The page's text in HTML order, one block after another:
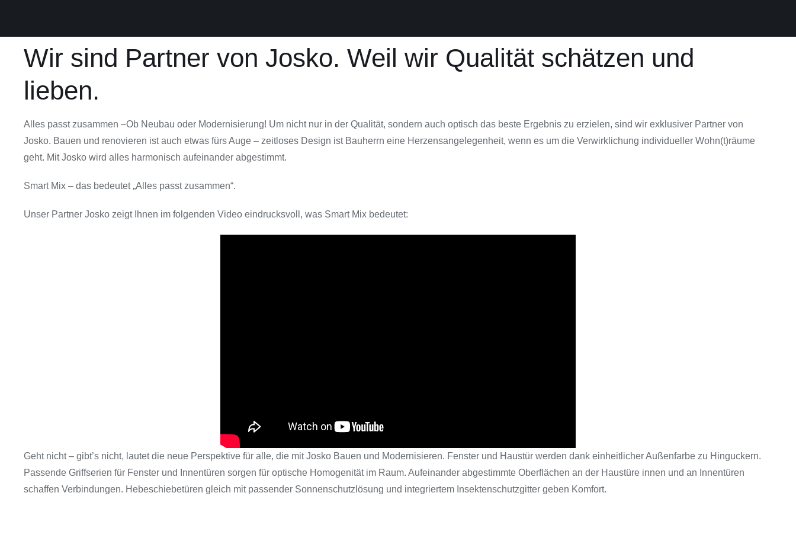
Wir sind Partner von Josko. Weil wir Qualität schätzen und
lieben.
Alles passt zusammen –Ob Neubau oder Modernisierung! Um nicht nur in der Qualität, sondern auch optisch das beste Ergebnis zu erzielen, sind wir exklusiver Partner von
Josko. Bauen und renovieren ist auch etwas fürs Auge – zeitloses Design ist Bauherrn eine Herzensangelegenheit, wenn es um die Verwirklichung individueller Wohn(t)räume
geht. Mit Josko wird alles harmonisch aufeinander abgestimmt.
Smart Mix – das bedeutet „Alles passt zusammen“.
Unser Partner Josko zeigt Ihnen im folgenden Video eindrucksvoll, was Smart Mix bedeutet:
Geht nicht – gibt’s nicht, lautet die neue Perspektive für alle, die mit Josko Bauen und Modernisieren. Fenster und Haustür werden dank einheitlicher Außenfarbe zu Hinguckern.
Passende Griffserien für Fenster und Innentüren sorgen für optische Homogenität im Raum. Aufeinander abgestimmte Oberflächen an der Haustüre innen und an Innentüren
schaffen Verbindungen. Hebeschiebetüren gleich mit passender Sonnenschutzlösung und integriertem Insektenschutzgitter geben Komfort.